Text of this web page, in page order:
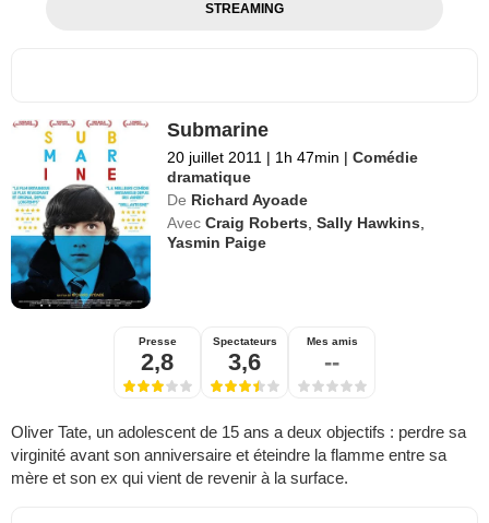
STREAMING
Submarine
20 juillet 2011 | 1h 47min | Comédie
dramatique
De Richard Ayoade
Avec Craig Roberts,Sally Hawkins,
Yasmin Paige
Presse
2,8
Spectateurs
3,6
Mes amis
--
Oliver Tate, un adolescent de 15 ans a deux objectifs : perdre sa
virginité avant son anniversaire et éteindre la flamme entre sa
mère et son ex qui vient de revenir à la surface.